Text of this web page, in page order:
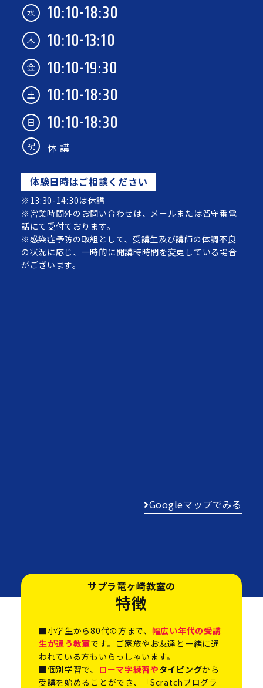
水 10:10-18:30
木 10:10-13:10
金 10:10-19:30
土 10:10-18:30
日 10:10-18:30
祝 休 講
体験日時はご相談ください
※13:30-14:30は休講
※営業時間外のお問い合わせは、メールまたは留守番電
話にて受付ております。
※感染症予防の取組として、受講生及び講師の体調不良
の状況に応じ、一時的に開講時時間を変更している場合
がございます。
Googleマップでみる
サプラ竜ヶ崎教室の
特徴
■小学生から80代の方まで、 幅広い年代の受講
生が通う教室です。ご家族やお友達と一緒に通
われている方もいらっしゃいます。
■個別学習で、
ローマ字練習やタイピングから
受講を始めることができ、「Scratchプログラ